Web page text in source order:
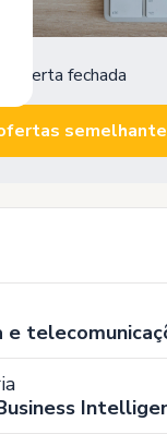
Oferta fechada
e